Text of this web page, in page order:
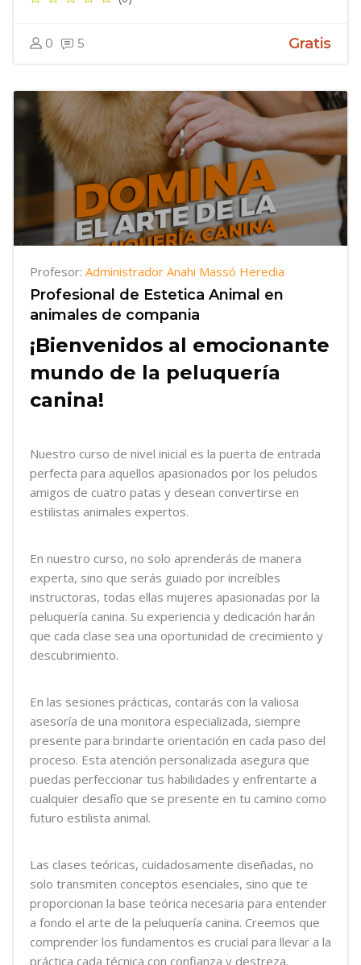
0 5 Gratis
Profesor: Administrador Anahi Massó Heredia
Profesional de Estetica Animal en
animales de compania
¡Bienvenidos al emocionante
mundo de la peluquería
canina!
Nuestro curso de nivel inicial es la puerta de entrada
perfecta para aquellos apasionados por los peludos
amigos de cuatro patas y desean convertirse en
estilistas animales expertos.
En nuestro curso, no solo aprenderás de manera
experta, sino que serás guiado por increíbles
instructoras, todas ellas mujeres apasionadas por la
peluquería canina. Su experiencia y dedicación harán
que cada clase sea una oportunidad de crecimiento y
descubrimiento.
En las sesiones prácticas, contarás con la valiosa
asesoría de una monitora especializada, siempre
presente para brindarte orientación en cada paso del
proceso. Esta atención personalizada asegura que
puedas perfeccionar tus habilidades y enfrentarte a
cualquier desafío que se presente en tu camino como
futuro estilista animal.
Las clases teóricas, cuidadosamente diseñadas, no
solo transmiten conceptos esenciales, sino que te
proporcionan la base teórica necesaria para entender
a fondo el arte de la peluquería canina. Creemos que
comprender los fundamentos es crucial para llevar a la
práctica cada técnica con confianza y destreza.